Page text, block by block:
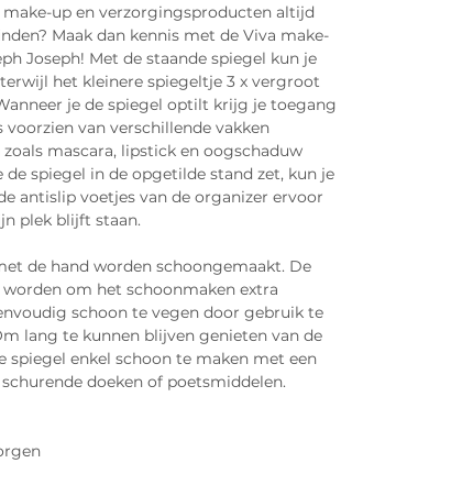
up en verzorgingsproducten altijd
Maak dan kennis met de Viva make-
Joseph! Met de staande spiegel kun je
het kleinere spiegeltje 3 x vergroot
je de spiegel optilt krijg je toegang
van verschillende vakken
mascara, lipstick en oogschaduw
de spiegel in de opgetilde stand zet, kun je
antislip voetjes van de organizer ervoor
plek blijft staan.
de hand worden schoongemaakt. De
om het schoonmaken extra
schoon te vegen door gebruik te
lang te kunnen blijven genieten van de
spiegel enkel schoon te maken met een
doeken of poetsmiddelen.